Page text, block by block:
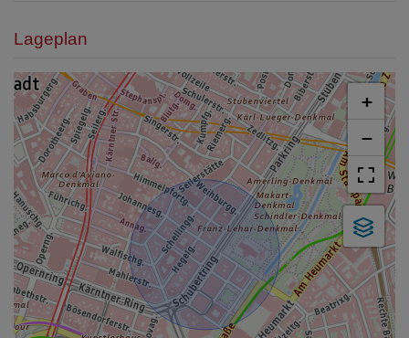
Lageplan
+
−